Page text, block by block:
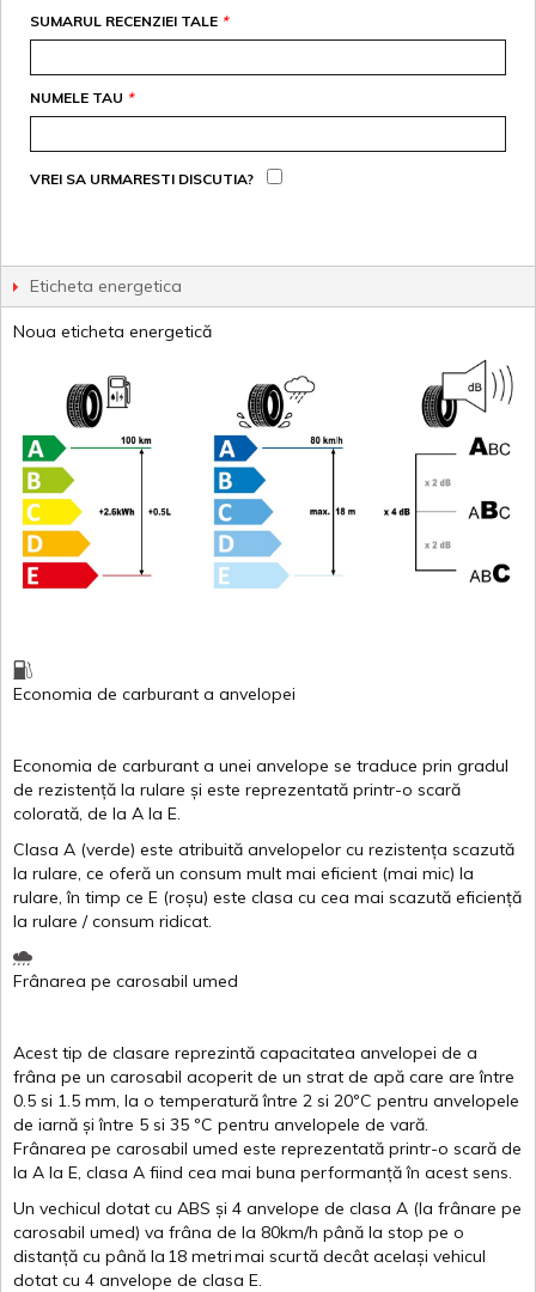
*
SUMARUL RECENZIEI TALE
*
NUMELE TAU
VREI SA URMARESTI DISCUTIA?
Eticheta energetica
Noua eticheta energetică
Economia de carburant a anvelopei
Economia de carburant a unei anvelope se traduce prin gradul
de rezistență la rulare și este reprezentată printr-o scară
colorată , de la A la E
Clasa A (verde) este atribuită anvelopelor cu rezistența scazută
la rulare ce oferă un consum mult mai eficient (mai mic) la
rulare ,în timp ce E (roșu) este clasa cu cea mai scazută eficiență
la rulare /consum ridicat
Frânarea pe carosabil umed
Acest tip de clasare reprezintă capacitatea anvelopei de a
frâna pe un carosabil acoperit de un strat de apă care areîntre
0.5 si 1.5 mm, la o temperatură între 2 si 20ºC pentru anvelopele
de iarnă și între 5 si 35 ºC pentru anvelopele de vară
Frânarea pe carosabil umed este reprezentată printr-o scară de
la A la E clasa A fiind cea mai buna performanță în acest sens.
Un vechicul dotat cu ABS și 4 anvelope de clasa A (la frânare pe
carosabil umed) va frâna de la 80km/h până la stop pe o
distanță cu până la 18 metrimai scurtă decât același vehicul
dotat cu 4 anvelope de clasa E